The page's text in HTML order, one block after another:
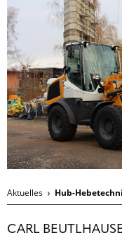
Aktuelles Hub-
CARL